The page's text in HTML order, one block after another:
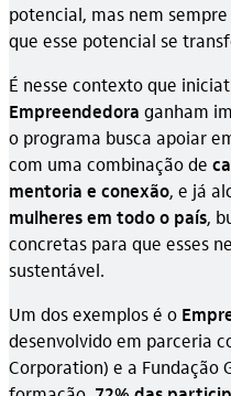
potencial, mas nem
que esse potencial se
É nesse contexto que
Empreendedora ganham
o programa busca apoiar
com uma combinação de
mentoria e conexão, e já
mulheres em todo o país,
concretas para que esses
sustentável.
Um dos exemplos é o
desenvolvido em parceria
Corporation) e a Fundação